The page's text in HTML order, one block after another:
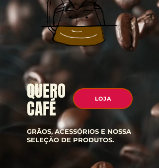
QUERO
CAFÉ LOJA
GRÃOS, ACESSÓRIOS E NOSSA
SELEÇÃO DE PRODUTOS.